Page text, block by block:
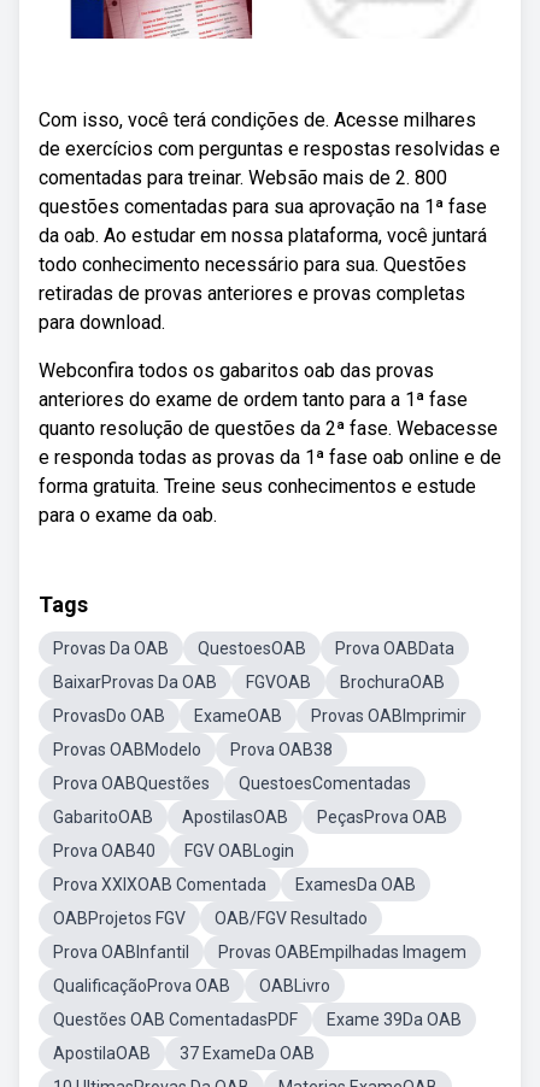
Com isso, você terá condições de. Acesse milhares
de exercícios com perguntas e respostas resolvidas e
comentadas para treinar. Websão mais de 2. 800
questões comentadas para sua aprovação na 1ª fase
da oab. Ao estudar em nossa plataforma, você juntará
todo conhecimento necessário para sua. Questões
retiradas de provas anteriores e provas completas
para download.
Webconfira todos os gabaritos oab das provas
anteriores do exame de ordem tanto para a 1ª fase
quanto resolução de questões da 2ª fase. Webacesse
e responda todas as provas da 1ª fase oab online e de
forma gratuita. Treine seus conhecimentos e estude
para o exame da oab.
Tags
Provas Da OAB QuestoesOAB
Prova OABData
BaixarProvas Da OAB
FGVOAB
BrochuraOAB
ProvasDo OAB
ExameOAB
Provas OABImprimir
Provas OABModelo
Prova OAB38
Prova OABQuestões
QuestoesComentadas
GabaritoOAB
ApostilasOAB
PeçasProva OAB
Prova OAB40
FGV OABLogin
Prova XXIXOAB Comentada
ExamesDa OAB
OABProjetos FGV
OAB/FGV Resultado
Prova OABInfantil
Provas OABEmpilhadas Imagem
QualificaçãoProva OAB
OABLivro
Questões OAB ComentadasPDF
Exame 39Da OAB
ApostilaOAB
37 ExameDa OAB